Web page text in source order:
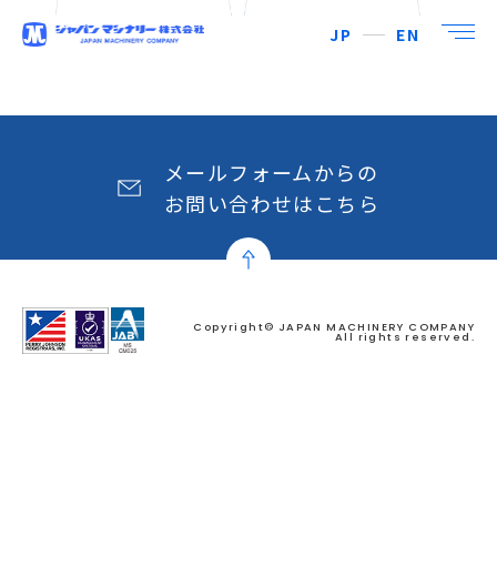
JP EN
メールフォームからの
お問い合わせはこちら
Copyright© JAPAN MACHINERY COMPANY
All rights reserved.